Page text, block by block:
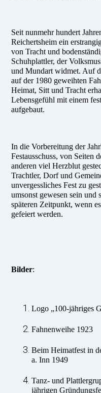
Seit nunmehr hundert
Reichertsheim ein
von Tracht und
Schuhplattler, der
und Mundart widmet. Auf
auf der 1980 geweihten
Heimat, Sitt und Tracht
Lebensgefühl mit einem
aufgebaut.
In die Vorbereitung der
Festausschuss, von Seiten
anderen viel Herzblut
Trachtler, Dorf und
unvergessliches Fest zu
umsonst gewesen sein
späteren Zeitpunkt, wenn
gefeiert werden.
Bilder:
Logo „100-jähriges
Fahnenweihe 1923
Beim Heimatfest in
a. Inn 1949
Tanz- und
jährigen